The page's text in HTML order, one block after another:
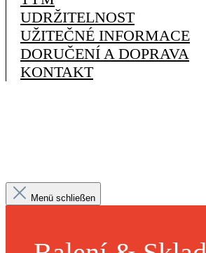
UDRŽITELNOST
UŽITEČNÉ INFORMACE
DORUČENÍ A DOPRAVA
KONTAKT
Menü schließen